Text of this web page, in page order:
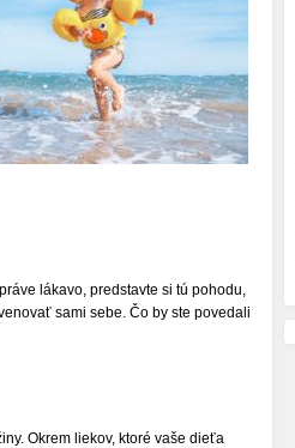
lákavo, predstavte si tú pohodu,
sami sebe. Čo by ste povedali
Okrem liekov, ktoré vaše dieťa